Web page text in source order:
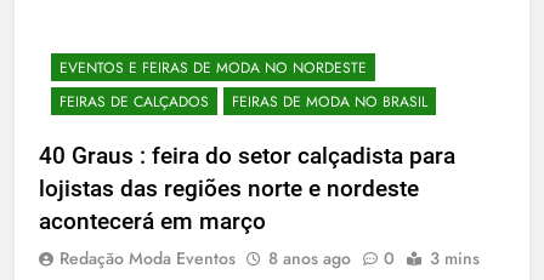
EVENTOS E FEIRAS DE MODA NO NORDESTE
FEIRAS DE CALÇADOS
FEIRAS DE MODA NO BRASIL
40 Graus : feira do setor calçadista para
lojistas das regiões norte e nordeste
acontecerá em março
Redação Moda Eventos 8 anos ago 0 3 mins